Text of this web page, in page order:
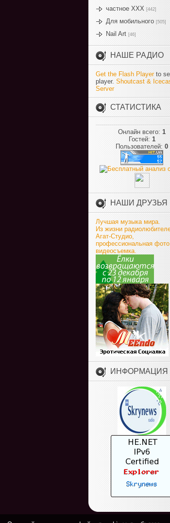
частное ХХХ [442]
Для мобильного [505]
Nail Art [46]
НАШЕ РАДИО
Get the Flash Playerto
player. Shoutcast &
Server
СТАТИСТИКА
Онлайн всего: 1
Гостей: 1
Пользователей: 0
НАШИ ДРУЗЬЯ
Лучшая музыка мира.
Из жизни
Агат-Студио,
профессиональная
видеосъемка.
ИНФОРМАЦИЯ